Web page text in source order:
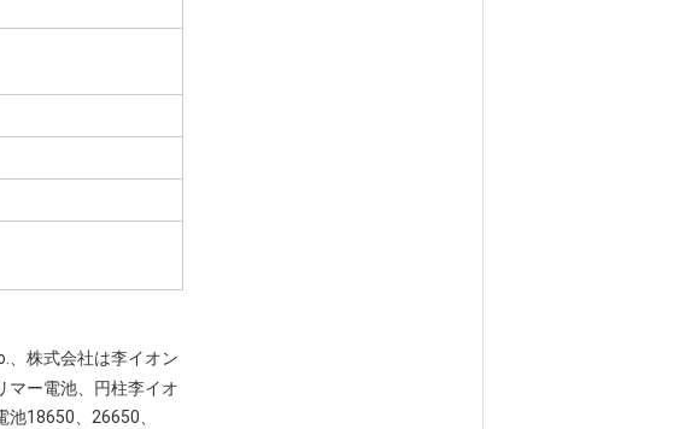
、株式会社は李イオン
マー電池、円柱李イオ
池18650、26650、